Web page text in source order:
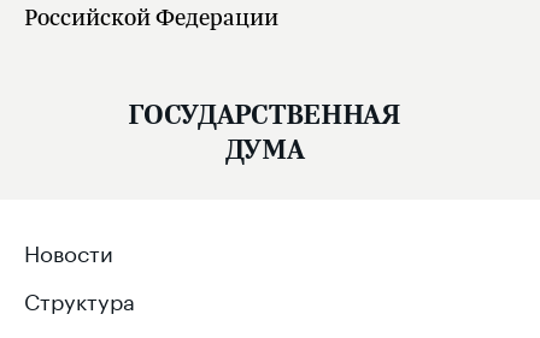
Российской Федерации
ГОСУДАРСТВЕННАЯ
ДУМА
Новости
Структура